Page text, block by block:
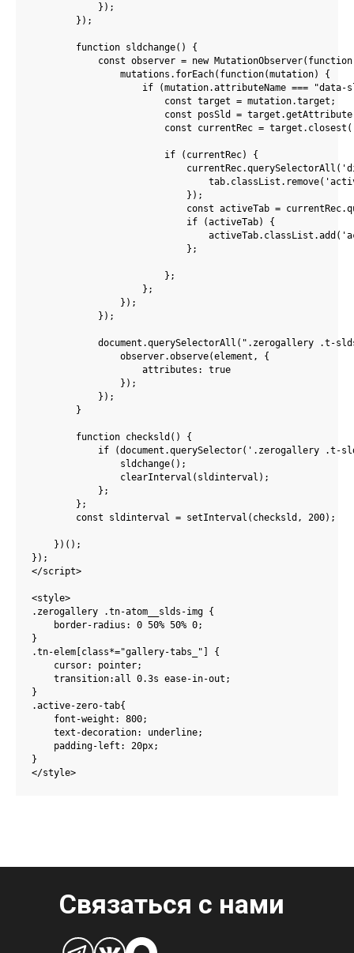
            });
        });
        function sldchange() {
const observer = new
                mutations.forEach(function(mutation) {
if (mutation.attributeName === "data-
                        const target = mutation.target;
const posSld =
const currentRec =
                        if (currentRec) {
                            });
const activeTab =
                            if (activeTab) {
                            };
                        };
                    };
                });
            });
document.querySelectorAll(".zerogallery .t-
                observer.observe(element, {
                    attributes: true
                });
            });
        }
        function checksld() {
if (document.querySelector('.zerogallery .t-
                sldchange();
                clearInterval(sldinterval);
            };
        };
        const sldinterval = setInterval(checksld, 200);
    })();
});
</script>
<style>
.zerogallery .tn-atom__slds-img {
    border-radius: 0 50% 50% 0;
}
.tn-elem[class*="gallery-tabs_"] {
    cursor: pointer;
    transition:all 0.3s ease-in-out;
}
.active-zero-tab{
    font-weight: 800;
    text-decoration: underline;
    padding-left: 20px;
}
</style>
Связаться с нами